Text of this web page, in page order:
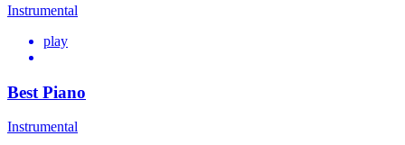
Instrumental
play
Best Piano
Instrumental